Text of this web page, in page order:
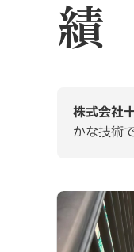
績
株式会社
かな技術